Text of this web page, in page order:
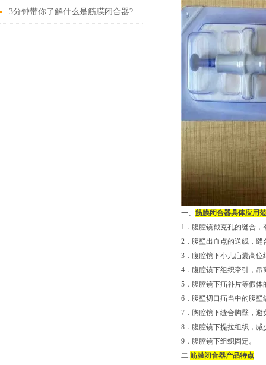
性进展
3分钟带你了解什么是筋膜闭合器?
一、 筋膜闭合器具体应用
1．腹腔镜戳克孔的缝合
2．腹壁出血点的送线，
3．腹腔镜下小儿疝囊高
4．腹腔镜下组织牵引，吊
5．腹腔镜下疝补片等假体
6．腹壁切口疝当中的腹
7．胸腔镜下缝合胸壁，避
8．腹腔镜下提拉组织，减
9．腹腔镜下组织固定。
二.筋膜闭合器产品特点